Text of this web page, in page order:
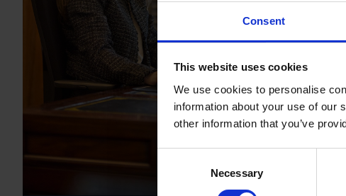
Consent
This website uses cookies
We use cookies to personalise
information about your use of our
other information that you’ve
Necessary